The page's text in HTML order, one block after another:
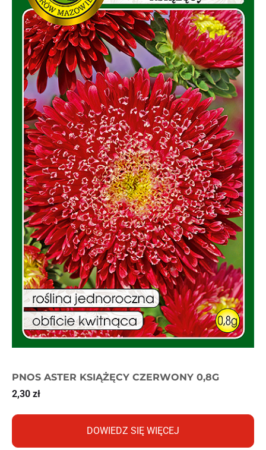
PNOS ASTER KSIĄŻĘCY CZERWONY 0,8G
2,30 zł
DOWIEDZ SIĘ WIĘCEJ